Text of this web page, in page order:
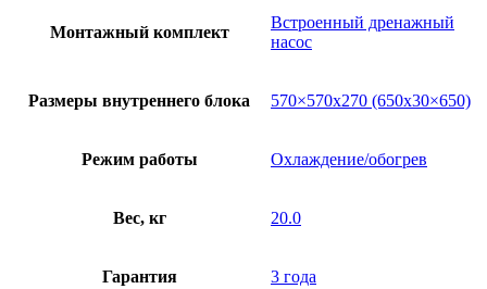
Монтажный комплект
Встроенный дренажный
насос
Размеры внутреннего блока 570×570х270 (650х30×650)
Режим работы Охлаждение/обогрев
Вес, кг 20.0
Гарантия 3 года